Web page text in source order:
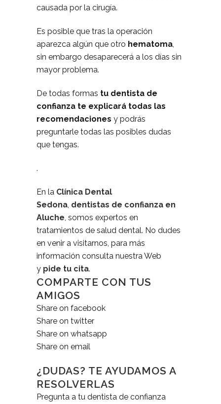
causada por la cirugía.
Es posible que tras la operación
aparezca algún que otro hematoma,
sin embargo desaparecerá a los días sin
mayor problema.
De todas formas tu dentista de
confianza te explicará todas las
recomendaciones y podrás
preguntarle todas las posibles dudas
que tengas.
.
En la Clínica Dental
Sedona, dentistas de confianza en
Aluche, somos expertos en
tratamientos de salud dental. No dudes
en venir a visitarnos, para más
información consulta nuestra Web
y pide tu cita.
COMPARTE CON TUS
AMIGOS
Share on facebook
Share on twitter
Share on whatsapp
Share on email
¿DUDAS? TE AYUDAMOS A
RESOLVERLAS
Pregunta a tu dentista de confianza